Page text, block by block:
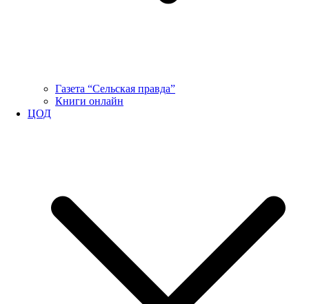
Газета “Сельская правда”
Книги онлайн
ЦОД